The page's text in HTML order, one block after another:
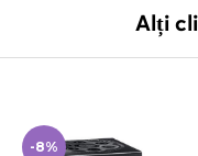
Alți
-8%